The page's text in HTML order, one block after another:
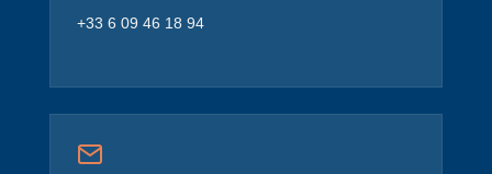
+33 6 09 46 18 94